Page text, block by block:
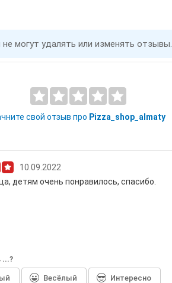
могут удалять или изменять отзывы.
свой отзыв про Pizza_shop_almaty
10.09.2022
детям очень понравилось, спасибо.
...?
Весёлый Интересно